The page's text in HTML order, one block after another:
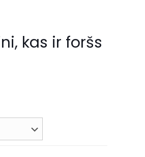
kas ir foršs